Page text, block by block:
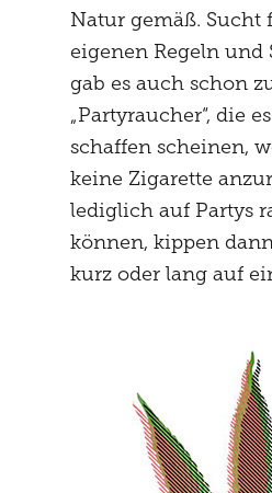
Natur gemäß. Sucht
eigenen Regeln und
gab es auch schon
„Partyraucher“, die
schaffen scheinen,
keine Zigarette
lediglich auf Partys
können, kippen
kurz oder lang auf